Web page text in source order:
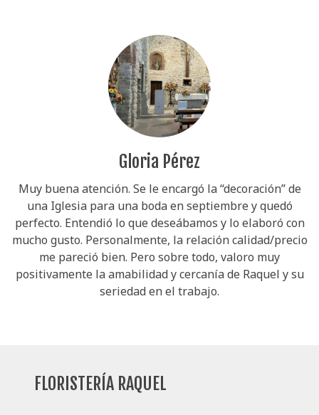
Gloria Pérez
Muy buena atención. Se le encargó la “decoración” de
una Iglesia para una boda en septiembre y quedó
perfecto. Entendió lo que deseábamos y lo elaboró con
mucho gusto. Personalmente, la relación calidad/precio
me pareció bien. Pero sobre todo, valoro muy
positivamente la amabilidad y cercanía de Raquel y su
seriedad en el trabajo.
FLORISTERÍA RAQUEL